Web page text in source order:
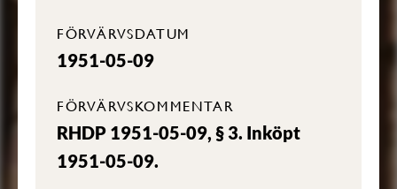
FÖRVÄRVSDATUM
1951-05-09
FÖRVÄRVSKOMMENTAR
RHDP 1951-05-09, § 3. Inköpt
1951-05-09.